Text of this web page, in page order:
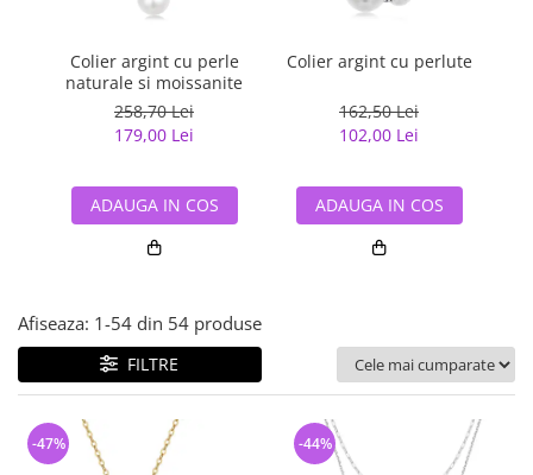
Bijuterii argint placat cu aur
Bijuterii gotice si rock
Bijuterii Handmade
Bijuterii fantezie
Bijuterii tungsten
Solutii si lavete de curatare
bijuterii argint
Colier argint cu perle
naturale si moissanite
258,70 Lei
179,00 Lei
ADAUGA IN COS
Colier argint cu perlute
162,50 Lei
102,00 Lei
ADAUGA IN COS
Afiseaza: 1-54 din 54 produse
FILTRE
-47% -44%